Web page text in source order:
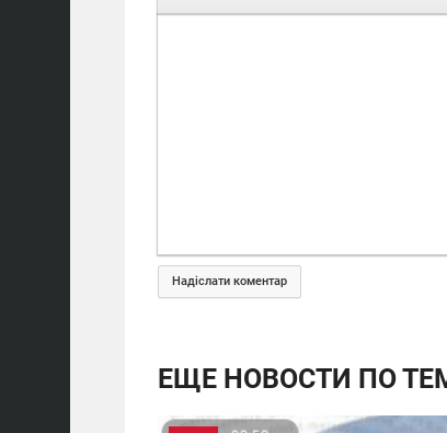
Надіслати коментар
ЕЩЕ НОВОСТИ ПО